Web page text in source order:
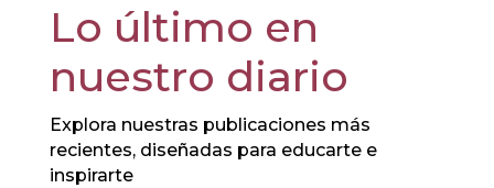
Lo último en
nuestro diario
Explora nuestras publicaciones más
recientes, diseñadas para educarte e
inspirarte